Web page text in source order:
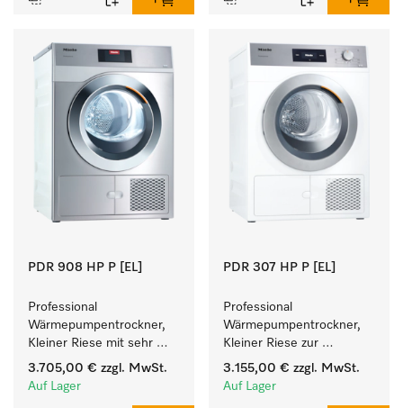
PDR 908 HP P [EL]
Professional
Wärmepumpentrockner,
Kleiner Riese mit sehr
geringem
Energieverbrauch und
3.705,00 € zzgl. MwSt.
Auf Lager
PDR 307 HP P [EL]
Professional
Wärmepumpentrockner,
Kleiner Riese zur
einfachen und flexiblen
Aufstellung ohne
3.155,00 € zzgl. MwSt.
Auf Lager